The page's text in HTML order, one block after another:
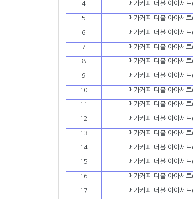
4 메가커피 더블 아아세
5 메가커피 더블 아아세
6 메가커피 더블 아아세
7 메가커피 더블 아아세
8 메가커피 더블 아아세
9 메가커피 더블 아아세
10 메가커피 더블 아아세
11 메가커피 더블 아아세
12 메가커피 더블 아아세
13 메가커피 더블 아아세
14 메가커피 더블 아아세
15 메가커피 더블 아아세
16 메가커피 더블 아아세
17 메가커피 더블 아아세